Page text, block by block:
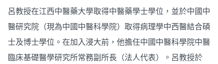
呂教授在江西中醫藥大學取得中醫藥學士學位，並於中國中
醫研究院（現為中國中醫科學院）取得病理學中西醫結合碩
士及博士學位。在加入浸大前，他擔任中國中醫科學院中醫
臨床基礎醫學研究所常務副所長（法人代表）。呂教授於